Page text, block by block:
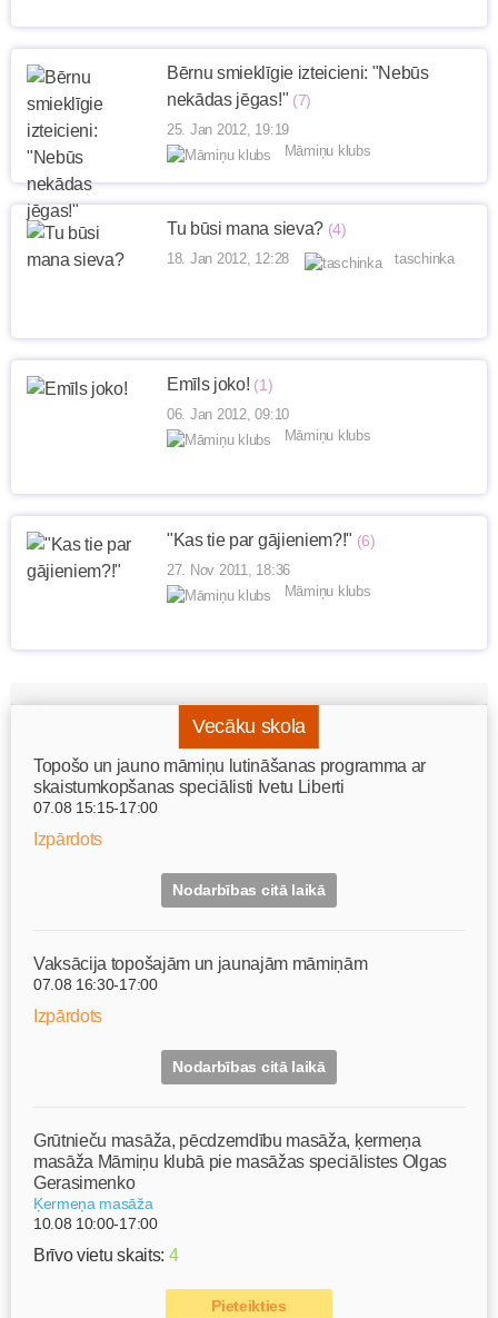
Bērnu smieklīgie izteicieni: "Nebūs
nekādas jēgas!" (7)
25. Jan 2012, 19:19
Māmiņu klubs
Tu būsi mana sieva? (4)
18. Jan 2012, 12:28 taschinka
Emīls joko! (1)
06. Jan 2012, 09:10
Māmiņu klubs
"Kas tie par gājieniem?!" (6)
27. Nov 2011, 18:36
Māmiņu klubs
Vecāku skola
Topošo un jauno māmiņu lutināšanas programma ar
skaistumkopšanas speciālisti Ivetu Liberti
07.08 15:15-17:00
Izpārdots
Nodarbības citā laikā
Vaksācija topošajām un jaunajām māmiņām
07.08 16:30-17:00
Izpārdots
Nodarbības citā laikā
Grūtnieču masāža, pēcdzemdību masāža, ķermeņa
masāža Māmiņu klubā pie masāžas speciālistes Olgas
Gerasimenko
Ķermeņa masāža
10.08 10:00-17:00
Brīvo vietu skaits: 4
Pieteikties